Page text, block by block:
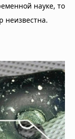
науке, то
неизвестна.